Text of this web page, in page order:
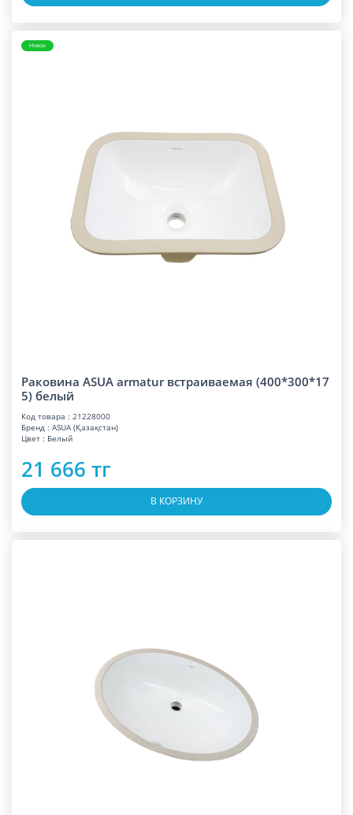
Новое
Раковина ASUA armatur встраиваемая (400*300*17
5) белый
Код товара : 21228000
Бренд : ASUA (Қазақстан)
Цвет : Белый
21 666 тг
В КОРЗИНУ